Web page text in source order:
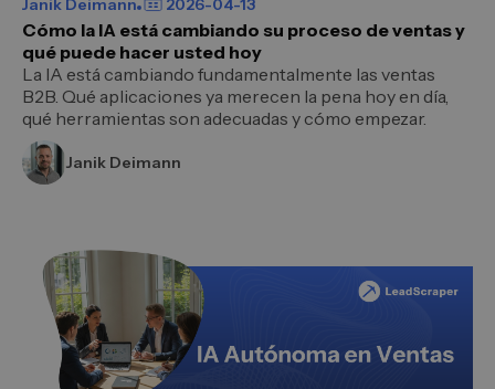
Janik Deimann 2026-04-13
Cómo la IA está cambiando su proceso de ventas y
qué puede hacer usted hoy
La IA está cambiando fundamentalmente las ventas
B2B. Qué aplicaciones ya merecen la pena hoy en día,
qué herramientas son adecuadas y cómo empezar.
Janik Deimann